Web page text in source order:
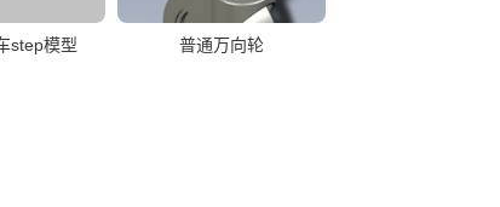
step模型 普通万向轮